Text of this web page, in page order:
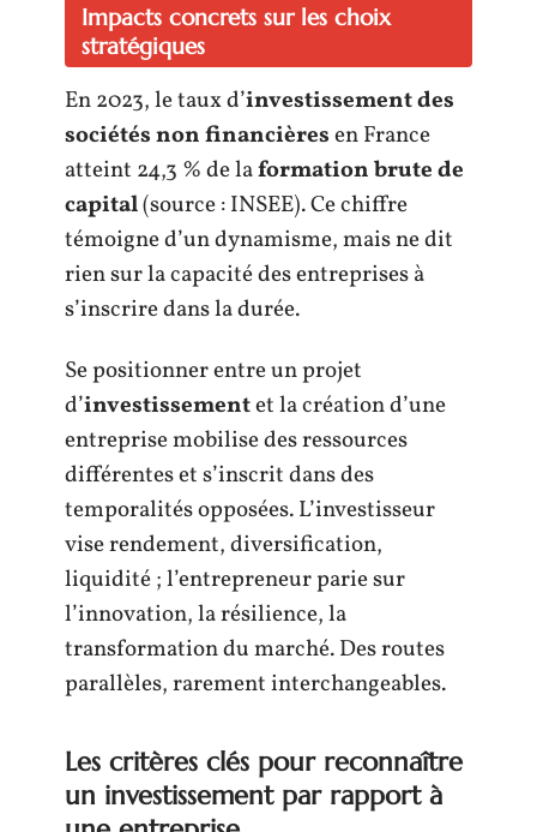
Impacts concrets sur les choix
stratégiques
En 2023, le taux d’investissement des
sociétés non financièresen France
atteint 24,3 % de laformation brute de
capital(source : INSEE). Ce chiffre
témoigne d’un dynamisme, mais ne dit
rien sur la capacité des entreprises à
s’inscrire dans la durée.
Se positionner entre un projet
d’investissementet la création d’une
entreprise mobilise des ressources
différentes et s’inscrit dans des
temporalités opposées. L’investisseur
vise rendement, diversification,
liquidité ; l’entrepreneur parie sur
l’innovation, la résilience, la
transformation du marché. Des routes
parallèles, rarement interchangeables.
Les critères clés pour reconnaître
un investissement par rapport à